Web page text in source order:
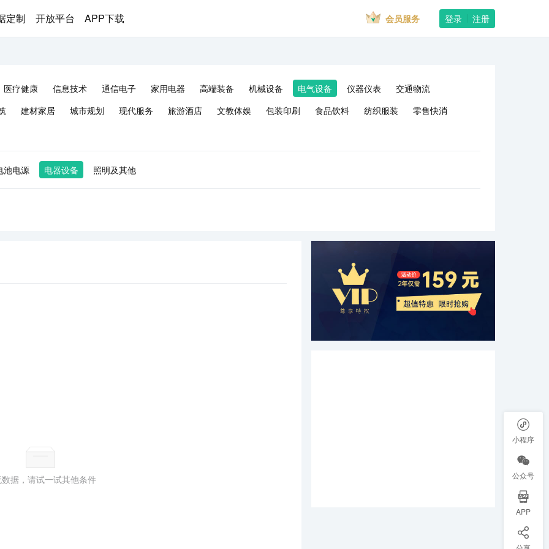
定制 开放平台 APP下载 会员服务 登录 注册
医疗健康 信息技术 通信电子 家用电器 高端装备 机械设备 电气设备 仪器仪表
交通物流
建材家居 城市规划 现代服务 旅游酒店 文教体娱 包装印刷 食品饮料 纺织服装 零售快消
池电源 电器设备 照明及其他
据，请试一试其他条件
小程序
公众号
APP